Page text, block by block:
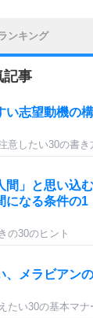
ンキング
記事
い志望動機の構
意したい30の書き
間」と思い込
になる条件の1
の30のヒント
、メラビアン
たい30の基本マナ